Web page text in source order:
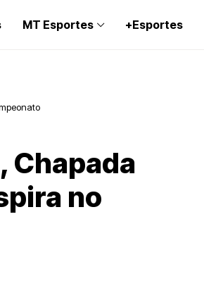
MT Esportes +Esportes
Chapada
no